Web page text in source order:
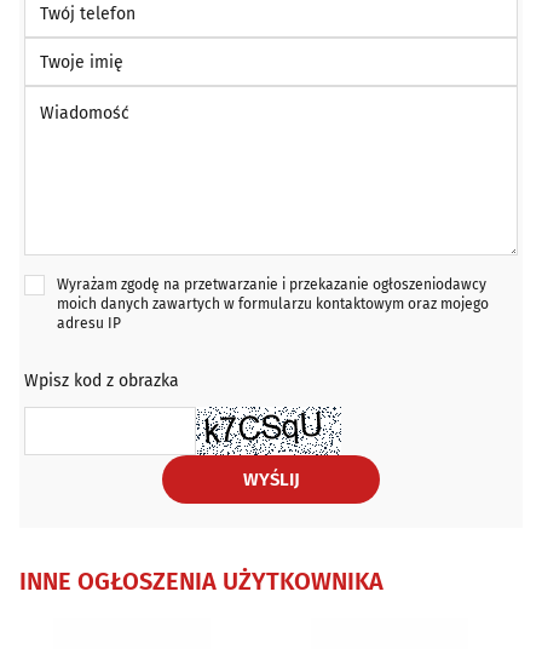
Wyrażam zgodę na przetwarzanie i przekazanie ogłoszeniodawcy
moich danych zawartych w formularzu kontaktowym oraz mojego
adresu IP
Wpisz kod z obrazka
WYŚLIJ
INNE OGŁOSZENIA UŻYTKOWNIKA